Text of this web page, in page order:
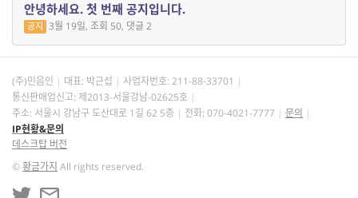
안녕하세요. 첫 번째 공지입니다.
공지 3월 19일, 조회 50, 댓글 2
(주)민음인 대표: 박근섭 사업자번호: 211-88-33701
통신판매업신고: 제2013-서울강남-02625호
주소: 서울시 강남구 도산대로 1길 62 5층
전화: 070-4021-7777
문의
IP현황&문의
데스크탑 버전
©황금가지 All rights reserved.